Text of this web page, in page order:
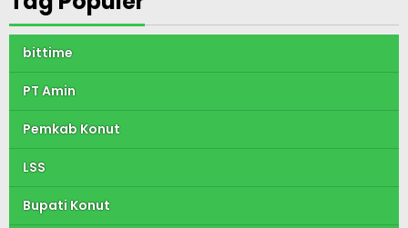
bittime
PT Amin
Pemkab Konut
LSS
Bupati Konut